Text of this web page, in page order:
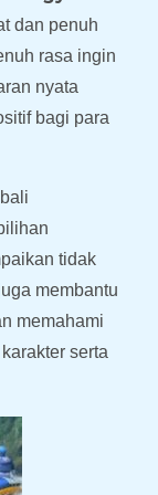
dan penuh
rasa ingin
nyata
bagi para
tidak
membantu
memahami
serta